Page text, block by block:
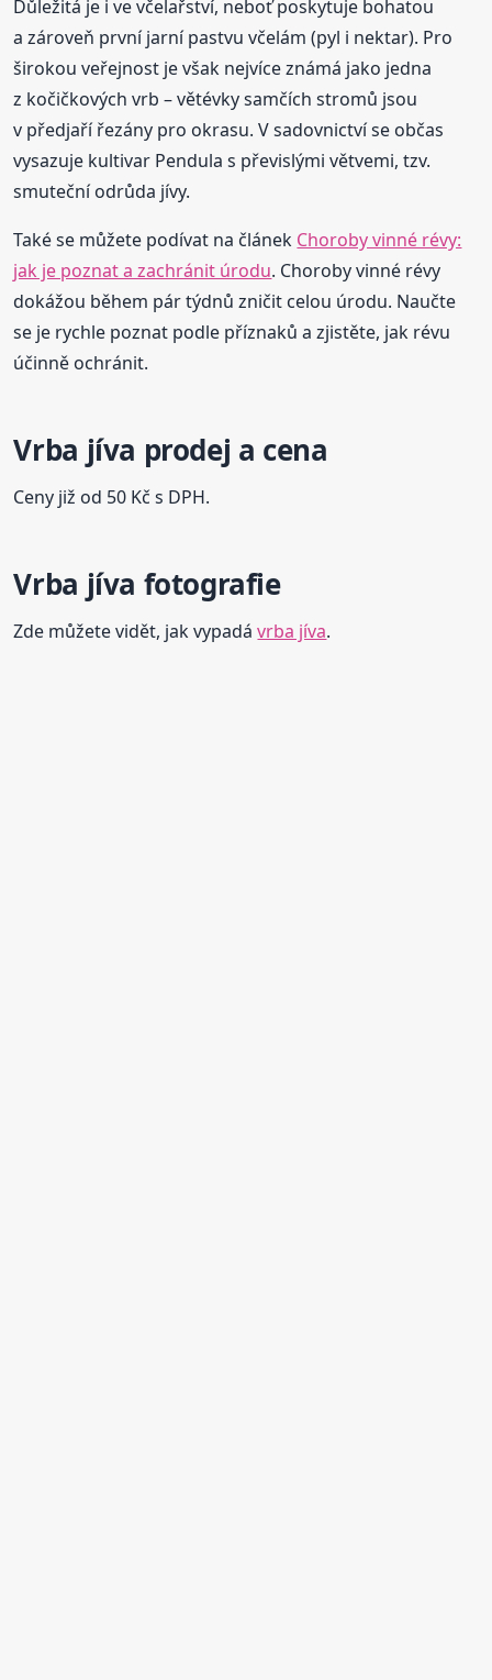
Důležitá je i ve včelařství, neboť poskytuje bohatou
a zároveň první jarní pastvu včelám (pyl i nektar). Pro
širokou veřejnost je však nejvíce známá jako jedna
z kočičkových vrb – větévky samčích stromů jsou
v předjaří řezány pro okrasu. V sadovnictví se občas
vysazuje kultivar Pendula s převislými větvemi, tzv.
smuteční odrůda jívy.
Také se můžete podívat na článek Choroby vinné révy:
jak je poznat a zachránit úrodu. Choroby vinné révy
dokážou během pár týdnů zničit celou úrodu. Naučte
se je rychle poznat podle příznaků a zjistěte, jak révu
účinně ochránit.
Vrba jíva prodej a cena
Ceny již od 50 Kč s DPH.
Vrba jíva fotografie
Zde můžete vidět, jak vypadávrba jíva.